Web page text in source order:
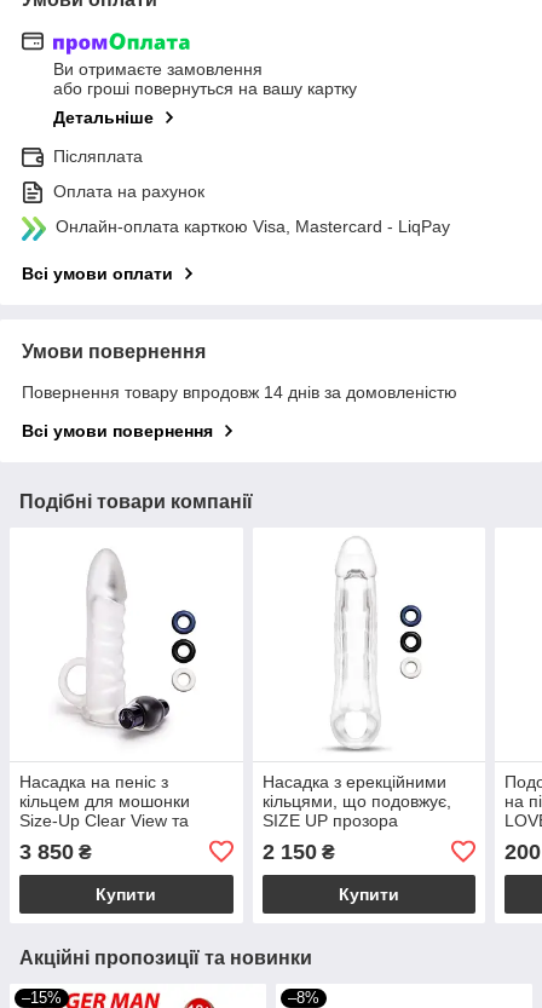
Ви отримаєте замовлення
або гроші повернуться на вашу картку
Детальніше
Післяплата
Оплата на рахунок
Онлайн-оплата карткою Visa, Mastercard - LiqPay
Всі умови оплати
Умови повернення
Повернення товару впродовж 14 днів за домовленістю
Всі умови повернення
Подібні товари компанії
Насадка на пеніс з
кільцем для мошонки
Size-Up Clear View та
3 850 ₴
Купити
Насадка з ерекційними
кільцями, що подовжує,
SIZE UP прозора
2 150₴
Купити
на
см
200
Акційні пропозиції та новинки
–15% –8%